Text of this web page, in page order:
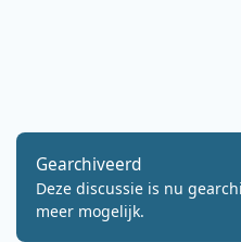
Gearchiveerd
Deze discussie is nu
meer mogelijk.